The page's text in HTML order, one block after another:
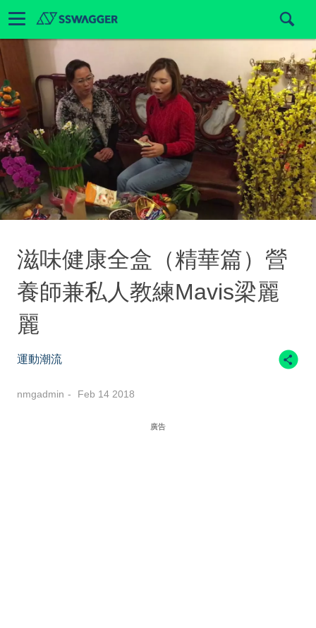
滋味健康全盒（精華篇）營
養師兼私人教練Mavis梁麗
麗
運動潮流
nmgadmin Feb 14 2018
廣告